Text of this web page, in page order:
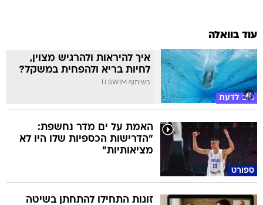
עוד בוואלה
טוב לדעת
איך להיראות ולהרגיש מצוין,
לחיות בריא ולהפחית במשקל?
בשיתוף TI SWIM
ספורט
האמת על ים מדר נחשפת:
"הדרישות הכספיות שלו היו לא
מציאותיות"
זוגות התחילו להתחתן בשיטה